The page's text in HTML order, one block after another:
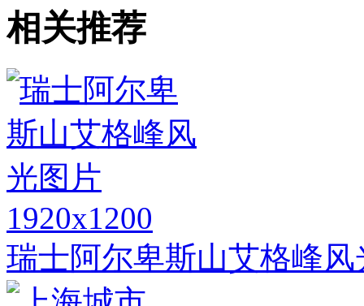
相关推荐
1920x1200
瑞士阿尔卑斯山艾格峰风